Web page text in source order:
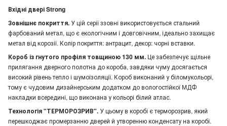
Вхідні двері Strong
Зовнішнє покриття. У цій серії ззовні використовується стальний
фарбований метал, що є екологічним і довговічним, ідеально захищає
метал від корозії. Колір покриття: антрацит, декор: чорні вставки.
Короб із гнутого профіля товщиною 130 мм.Це забезпечує щільне
прилягання дверного полотна до короба, завдяки чуму досягається
високий рівень тепло і шумоізоляції. Короб виконаний у біломукольорі,
тому є чудовим дизайнерським додатком до вологостійкої МДФ
накладки всередині, що виконана у кольорі білий атлас.
Технологія "ТЕРМОРОЗРИВ". У цьому в коробі є терморозрив, який
перешкоджає промерзанню дверей й утворенню конденсату на коробі.